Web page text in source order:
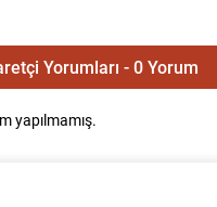
Yorumları - 0 Yorum
yapılmamış.